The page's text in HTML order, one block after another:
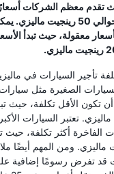
تقدم معظم الشركات
قصيرة المدى تبدأ من حوالي 50
معقولة، حيث تبدأ
تأجير السيارات في
الصغيرة مثل سيارات
تكون الأقل تكلفة، حيث
رينجيت ماليزي. تعتبر
الفاخرة أكثر تكلفة، حيث
100 رينجيت ماليزي. ومن المهم
قد تفرض رسومًا إضافية